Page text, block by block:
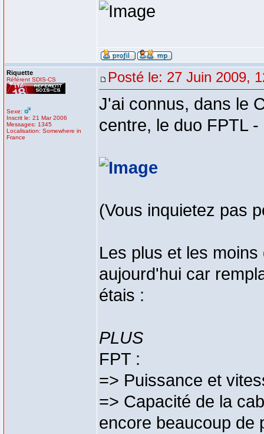
Riquette
Référent SDIS-CS
Sexe:
Inscrit le: 21 Mar 2006
Messages: 1345
Localisation: Somewhere in
France
Posté le: 27 Juin 2009,
J'ai connus, dans le
centre, le duo FPTL
(Vous inquietez pas
Les plus et les
aujourd'hui car
étais :
PLUS
FPT :
=> Puissance et
=> Capacité de la
encore beaucoup de